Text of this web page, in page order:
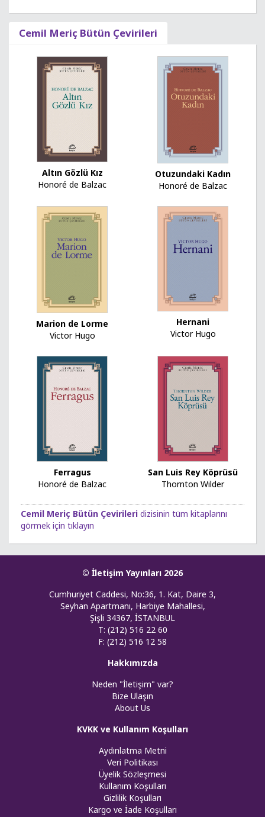
Cemil Meriç Bütün Çevirileri
Altın Gözlü Kız
Honoré de Balzac
Otuzundaki Kadın
Honoré de Balzac
Marion de Lorme
Victor Hugo
Hernani
Victor Hugo
Ferragus
Honoré de Balzac
San Luis Rey Köprüsü
Thornton Wilder
Cemil Meriç Bütün Çevirileri dizisinin tüm kitaplarını
görmek için tıklayın
© İletişim Yayınları 2026
Cumhuriyet Caddesi, No:36, 1. Kat, Daire 3,
Seyhan Apartmanı, Harbiye Mahallesi,
Şişli 34367, İSTANBUL
T: (212) 516 22 60
F: (212) 516 12 58
Hakkımızda
Neden "İletişim" var?
Bize Ulaşın
About Us
KVKK ve Kullanım Koşulları
Aydınlatma Metni
Veri Politikası
Üyelik Sözleşmesi
Kullanım Koşulları
Gizlilik Koşulları
Kargo ve İade Koşulları